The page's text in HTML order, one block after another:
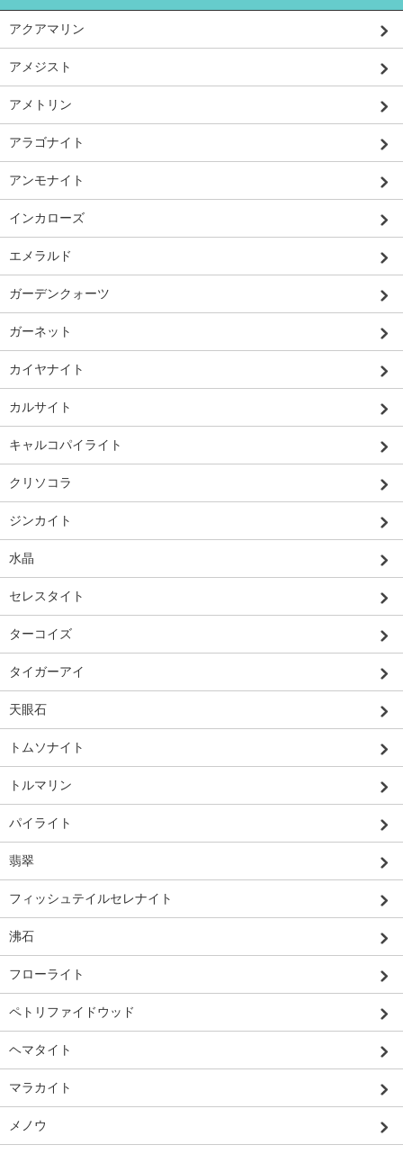
アクアマリン
アメジスト
アメトリン
アラゴナイト
アンモナイト
インカローズ
エメラルド
ガーデンクォーツ
ガーネット
カイヤナイト
カルサイト
キャルコパイライト
クリソコラ
ジンカイト
水晶
セレスタイト
ターコイズ
タイガーアイ
天眼石
トムソナイト
トルマリン
パイライト
翡翠
フィッシュテイルセレナイト
沸石
フローライト
ペトリファイドウッド
ヘマタイト
マラカイト
メノウ